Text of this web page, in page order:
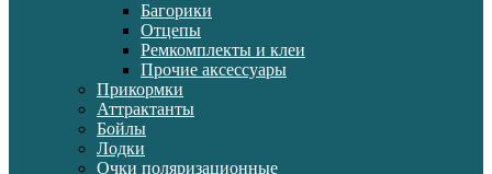
Багорики
Отцепы
Ремкомплекты и клеи
Прочие аксессуары
Прикормки
Аттрактанты
Бойлы
Лодки
Очки поляризационные